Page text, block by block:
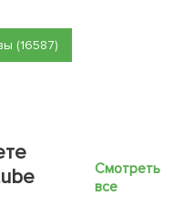
(16587)
Смотреть
все